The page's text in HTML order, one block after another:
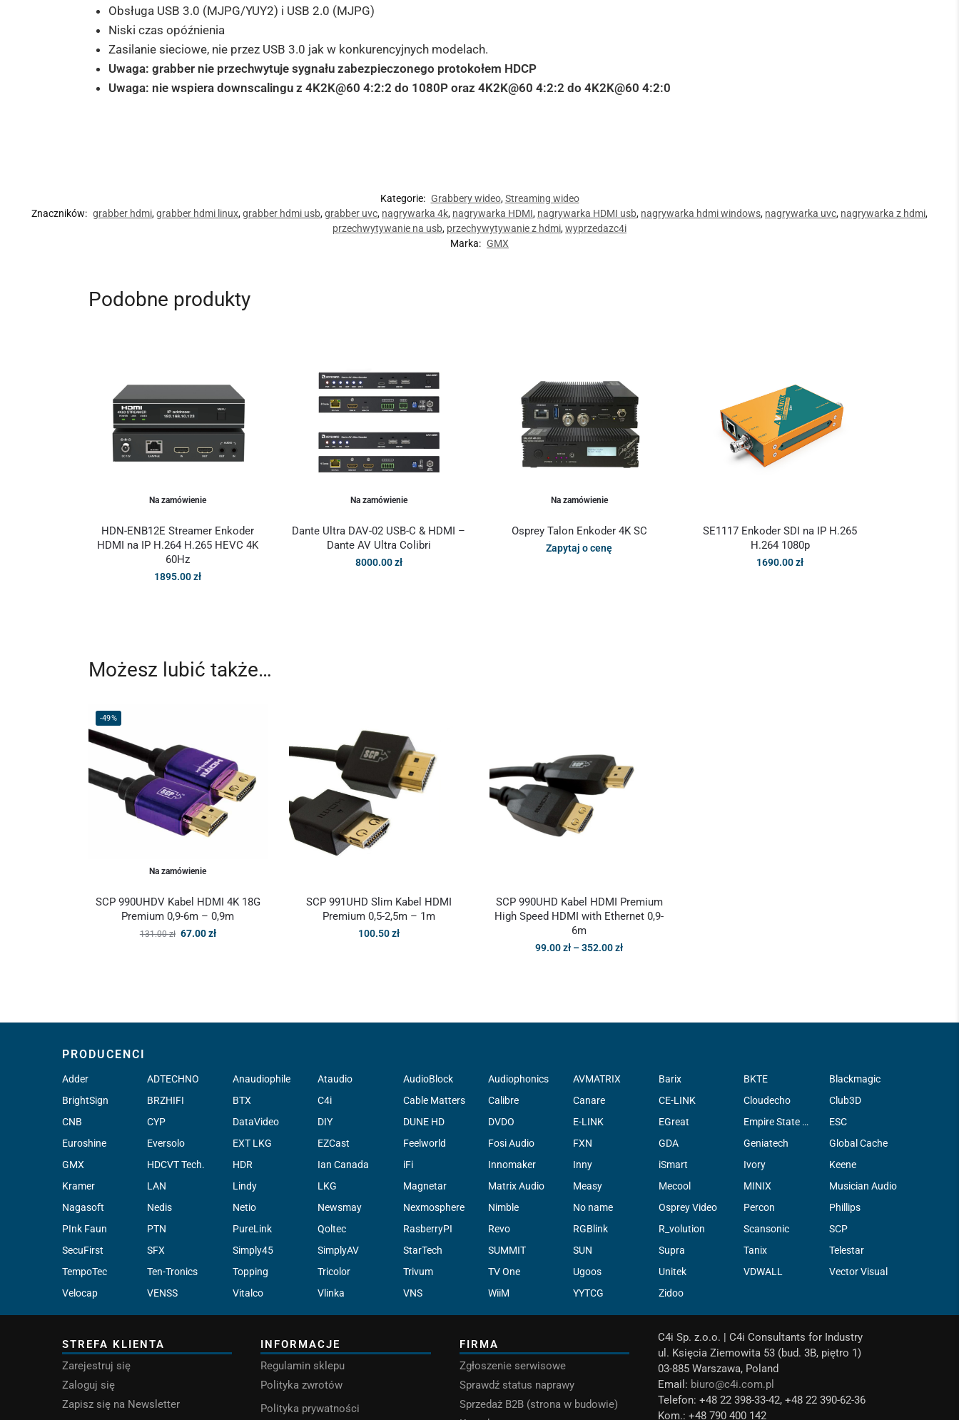
Obsługa USB 3.0 (MJPG/YUY2) i USB 2.0 (MJPG)
Niski czas opóźnienia
Zasilanie sieciowe, nie przez USB 3.0 jak w konkurencyjnych modelach.
Uwaga: grabber nie przechwytuje sygnału zabezpieczonego protokołem HDCP
Uwaga: nie wspiera downscalingu z 4K2K@60 4:2:2 do 1080P oraz 4K2K@60 4:2:2 do 4K2K@60 4:2:0
Kategorie: Grabbery wideo,Streaming wideo
Znaczników: grabber hdmi,grabber hdmi linux,grabber hdmi usb,grabber uvc, nagrywarka 4k, nagrywarka HDMI, nagrywarka HDMI usb, nagrywarka hdmi windows, nagrywarka uvc, nagrywarka z hdmi,
przechwytywanie na usb, przechywytywanie z hdmi,wyprzedazc4i
Marka: GMX
Podobne produkty
Na zamówienie
HDN-ENB12E Streamer Enkoder
HDMI na IP H.264 H.265 HEVC 4K
60Hz
1895.00zł
Na zamówienie
Dante Ultra DAV-02 USB-C & HDMI –
Dante AV Ultra Colibri
8000.00zł
Na zamówienie
Osprey Talon Enkoder 4K SC
Zapytaj o cenę
SE1117 Enkoder SDI na IP H.265
H.264 1080p
1690.00zł
Możesz lubić także…
-49%
Na zamówienie
SCP 990UHDV Kabel HDMI 4K 18G
Premium 0,9-6m – 0,9m
131.00zł 67.00zł
SCP 991UHD Slim Kabel HDMI
Premium 0,5-2,5m – 1m
100.50zł
SCP 990UHD Kabel HDMI Premium
High Speed HDMI with Ethernet 0,9-
6m
99.00zł – 352.00zł
PRODUCENCI
Adder ADTECHNO Anaudiophile Ataudio AudioBlock Audiophonics AVMATRIX Barix BKTE
Blackmagic
BrightSign
BRZHIFI BTX C4i Cable Matters Calibre Canare CE-LINK Cloudecho
Club3D
CNB
CYP DataVideo DIY DUNE HD DVDO E-LINK EGreat Empire State Filter Company, INC.
ESC
Euroshine
Eversolo EXT LKG EZCast Feelworld Fosi Audio FXN GDA Geniatech
Global Cache
GMX
HDCVT Tech. HDR Ian Canada iFi Innomaker Inny iSmart Ivory
Keene
Kramer
LAN Lindy LKG Magnetar Matrix Audio Measy Mecool MINIX
Musician Audio
Nagasoft
Nedis Netio Newsmay Nexmosphere Nimble No name Osprey Video Percon
Phillips
PInk Faun
PTN PureLink Qoltec RasberryPI Revo RGBlink R_volution Scansonic
SCP
SecuFirst
SFX Simply45 SimplyAV StarTech SUMMIT SUN Supra Tanix
Telestar
TempoTec
Ten-Tronics Topping Tricolor Trivum TV One Ugoos Unitek VDWALL
Vector Visual
Velocap
VENSS Vitalco Vlinka VNS WiiM YYTCG Zidoo
STREFA KLIENTA
Zarejestruj się
Zaloguj się
Zapisz się na Newsletter
INFORMACJE
Regulamin sklepu
Polityka zwrotów
Polityka prywatności
FIRMA
Zgłoszenie serwisowe
Sprawdź status naprawy
Sprzedaż B2B (strona w budowie)
C4i Sp. z.o.o. | C4i Consultants for Industry
ul. Księcia Ziemowita 53 (bud. 3B, piętro 1)
03-885 Warszawa, Poland
Email: biuro@c4i.com.pl
Telefon: +48 22 398-33-42, +48 22 390-62-36
Kom.: +48 790 400 142